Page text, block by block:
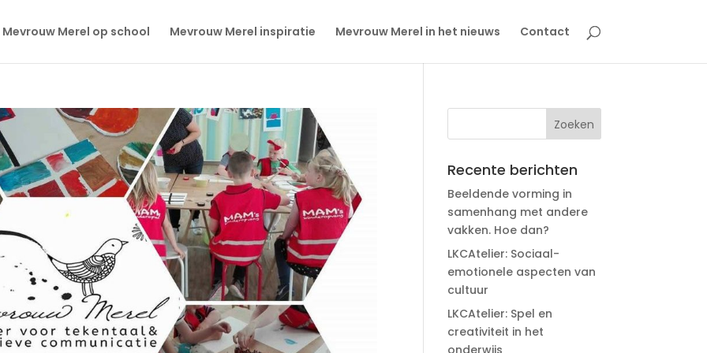
Mevrouw Merel op school Mevrouw Merel inspiratie Mevrouw Merel in het nieuws Contact
Recente berichten
Beeldende vorming in
samenhang met andere
vakken. Hoe dan?
LKCAtelier: Sociaal-
emotionele aspecten van
cultuur
LKCAtelier: Spel en
creativiteit in het
onderwijs